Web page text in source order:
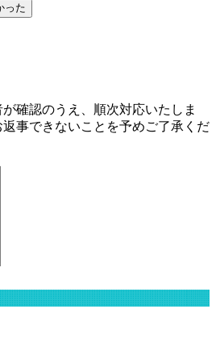
った
確認のうえ、順次対応いたしま
事できないことを予めご了承くだ